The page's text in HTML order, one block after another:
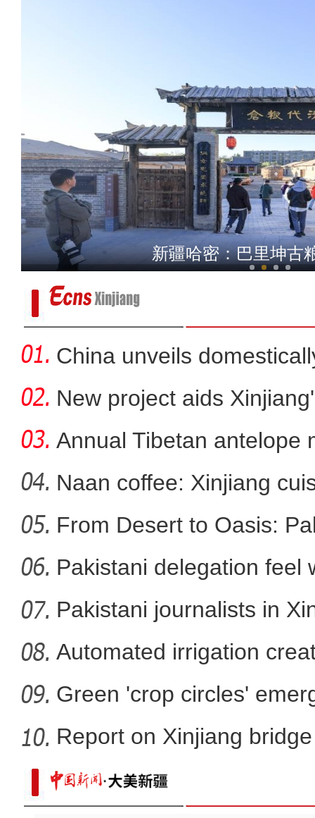
大美边疆看我家丨新疆喀什：走
新疆乌恰：萌娃自拍遇交警，
墨西哥青年看新疆：沙漠并
新疆哈密：巴里坤古
China unveils
f
New project aids
Annual Tibetan antelope
Naan coffee: Xinjiang
From Desert to Oasis:
Pakistani delegation feel
developm
Pakistani journalists in
Automated irrigation
Green 'crop circles'
Report on Xinjiang
sa